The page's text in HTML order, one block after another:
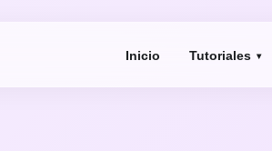
Inicio Tutoriales